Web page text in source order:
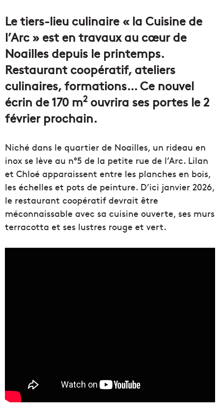
Le tiers-lieu culinaire « la Cuisine de
l’Arc » est en travaux au cœur de
Noailles depuis le printemps.
Restaurant coopératif, ateliers
culinaires, formations… Ce nouvel
écrin de 170 m2 ouvrira ses portes le 2
février prochain.
Niché dans le quartier de Noailles, un rideau en
inox se lève au n°5 de la petite rue de l’Arc. Lilan
et Chloé apparaissent entre les planches en bois,
les échelles et pots de peinture. D’ici janvier 2026,
le restaurant coopératif devrait être
méconnaissable avec sa cuisine ouverte, ses murs
terracotta et ses lustres rouge et vert.